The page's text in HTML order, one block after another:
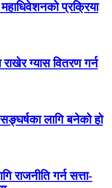
प्रक्रिया
राखेर ग्यास वितरण गर्न
सङ्घर्षका लागि बनेको हो
राजनीति गर्न सत्ता-